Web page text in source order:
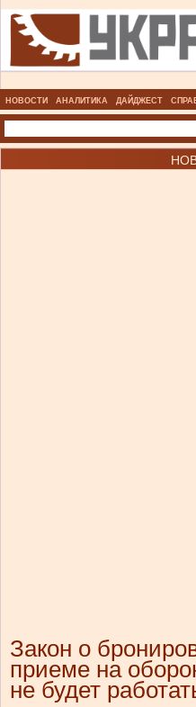
НОВОСТИ АНАЛИТИКА ДАЙДЖЕСТ
Закон о
приеме на
не будет